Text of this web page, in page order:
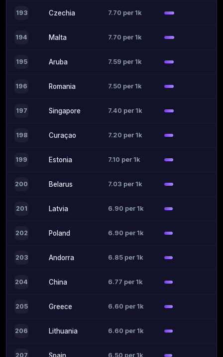
193 Czechia 7.70 per 1k
194 Malta 7.70 per 1k
195 Aruba 7.59 per 1k
196 Romania 7.50 per 1k
197 Singapore 7.40 per 1k
198 Curaçao 7.20 per 1k
199 Estonia 7.10 per 1k
200 Belarus 7.03 per 1k
201 Latvia 6.90 per 1k
202 Poland 6.90 per 1k
203 Andorra 6.85 per 1k
204 China 6.77 per 1k
205 Greece 6.60 per 1k
206 Lithuania 6.60 per 1k
207 6.50 per 1k